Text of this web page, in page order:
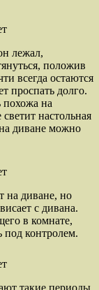
лежал,
положив
всегда остаются
проспать долго.
похожа на
настольная
диване можно
на диване, но
с дивана.
в комнате,
под контролем.